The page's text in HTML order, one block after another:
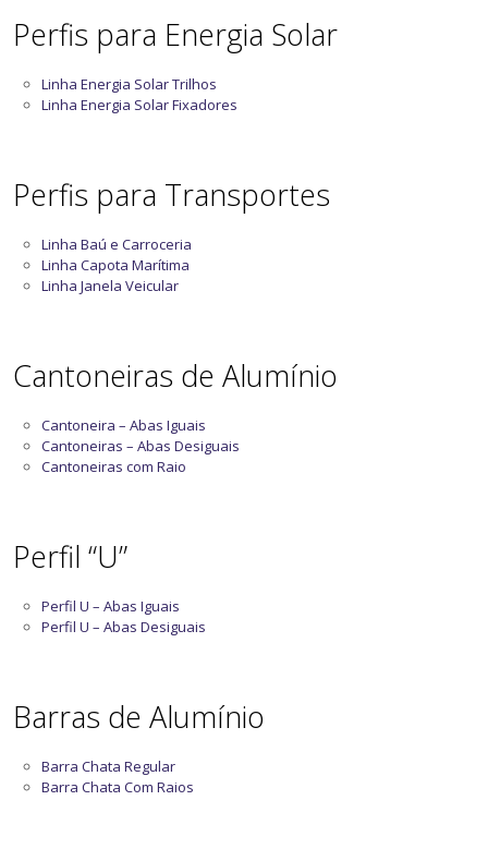
Perfis para Energia Solar
Linha Energia Solar Trilhos
Linha Energia Solar Fixadores
Perfis para Transportes
Linha Baú e Carroceria
Linha Capota Marítima
Linha Janela Veicular
Cantoneiras de Alumínio
Cantoneira – Abas Iguais
Cantoneiras – Abas Desiguais
Cantoneiras com Raio
Perfil “U”
Perfil U – Abas Iguais
Perfil U – Abas Desiguais
Barras de Alumínio
Barra Chata Regular
Barra Chata Com Raios